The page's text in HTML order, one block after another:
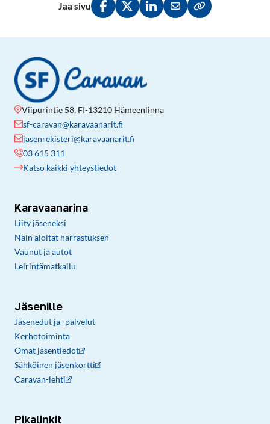
Jaa sivu
Jaa Facebookissa
Jaa Twitterissä
Jaa LinkedInissä
Jaa sähköpostitse
Kopioi linkki
Viipurintie 58, FI-13210 Hämeenlinna
sf-caravan@karavaanarit.fi
jasenrekisteri@karavaanarit.fi
03 615 311
Katso kaikki yhteystiedot
Karavaanarina
Liity jäseneksi
Näin aloitat harrastuksen
Vaunut ja autot
Leirintämatkailu
Jäsenille
Jäsenedut ja -palvelut
Kerhotoiminta
Omat jäsentiedot
Sähköinen jäsenkortti
Caravan-lehti
Pikalinkit